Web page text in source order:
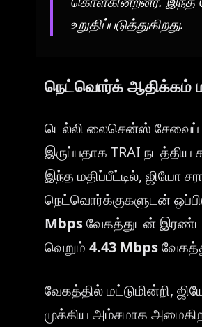
உறுதிப்படுத்துகிறது.
நெட்வொர்க் ஆதிக்கம்
டெல்லி லைசென்ஸ் சேவைப்
இருப்பதாக TRAI
இந்த மதிப்பீட்டில், ஜியோ
நெட்வொர்க்குகளுடன்
Mbpsவேகத்துடன்
வெறும் 4.43 Mbps
வேகத்தில் மட்டுமின்றி,
முக்கிய அம்சமாக